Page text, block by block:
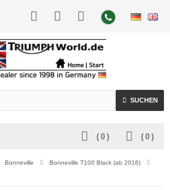
SUCHEN
( 0 )
( 0 )
Bonneville
Bonneville T100 Black (ab 2016)